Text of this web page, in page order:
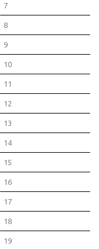
7
8
9
10
11
12
13
14
15
16
17
18
19